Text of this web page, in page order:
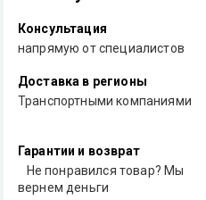
Консультация
напрямую от специалистов
Доставка в регионы
Транспортными компаниями
Гарантии и возврат
Не понравился товар? Мы
вернем деньги